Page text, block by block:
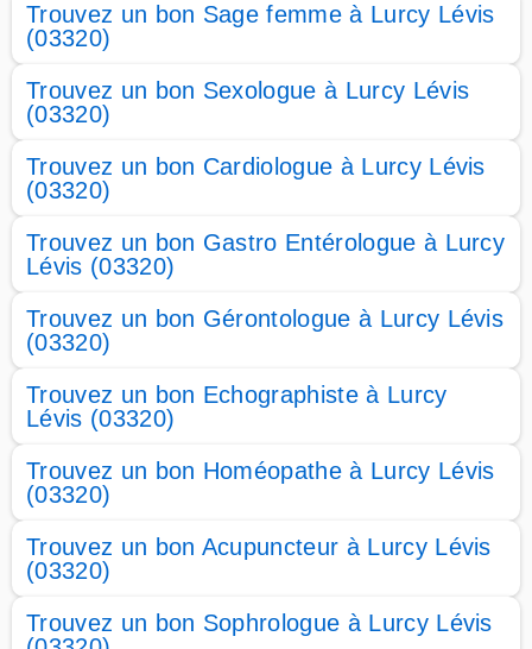
Trouvez un bon Sage femme à Lurcy Lévis
(03320)
Trouvez un bon Sexologue à Lurcy Lévis
(03320)
Trouvez un bon Cardiologue à Lurcy Lévis
(03320)
Trouvez un bon Gastro Entérologue à Lurcy
Lévis (03320)
Trouvez un bon Gérontologue à Lurcy Lévis
(03320)
Trouvez un bon Echographiste à Lurcy
Lévis (03320)
Trouvez un bon Homéopathe à Lurcy Lévis
(03320)
Trouvez un bon Acupuncteur à Lurcy Lévis
(03320)
Trouvez un bon Sophrologue à Lurcy Lévis